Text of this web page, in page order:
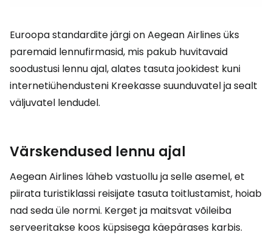
Euroopa standardite järgi on Aegean Airlines üks
paremaid lennufirmasid, mis pakub huvitavaid
soodustusi lennu ajal, alates tasuta jookidest kuni
internetiühendusteni Kreekasse suunduvatel ja sealt
väljuvatel lendudel.
Värskendused lennu ajal
Aegean Airlines läheb vastuollu ja selle asemel, et
piirata turistiklassi reisijate tasuta toitlustamist, hoiab
nad seda üle normi. Kerget ja maitsvat võileiba
serveeritakse koos küpsisega käepärases karbis.